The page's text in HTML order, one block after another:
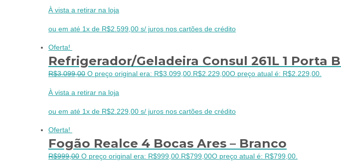
À vista a retirar na loja
ou em até 1x de R$2.599,00 s/ juros nos cartões de crédito
Oferta!
Refrigerador/Geladeira Consul 261L 1 Porta
R$3.099,00 O preço original era: R$3.099,00. R$2.229,00O preço atual é: R$2.229,00.
À vista a retirar na loja
ou em até 1x de R$2.229,00 s/ juros nos cartões de crédito
Oferta!
Fogão Realce 4 Bocas Ares – Branco
R$999,00 O preço original era: R$999,00. R$799,00O preço atual é: R$799,00.